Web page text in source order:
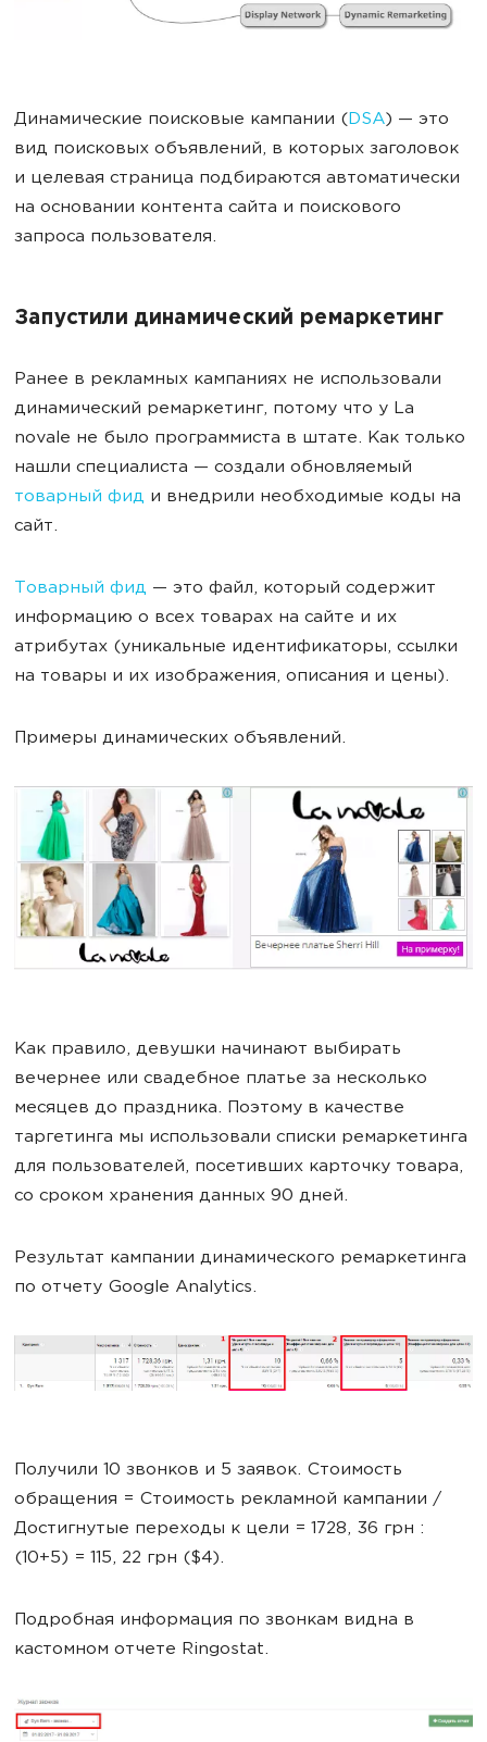
Динамические поисковые кампании (DSA) — это
вид поисковых объявлений, в которых заголовок
и целевая страница подбираются автоматически
на основании контента сайта и поискового
запроса пользователя.
Запустили динамический ремаркетинг
Ранее в рекламных кампаниях не использовали
динамический ремаркетинг, потому что у La
novale не было программиста в штате. Как только
нашли специалиста — создали обновляемый
товарный фид и внедрили необходимые коды на
сайт.
Товарный фид — это файл, который содержит
информацию о всех товарах на сайте и их
атрибутах (уникальные идентификаторы, ссылки
на товары и их изображения, описания и цены).
Примеры динамических объявлений.
Как правило, девушки начинают выбирать
вечернее или свадебное платье за несколько
месяцев до праздника. Поэтому в качестве
таргетинга мы использовали списки ремаркетинга
для пользователей, посетивших карточку товара,
со сроком хранения данных 90 дней.
Результат кампании динамического ремаркетинга
по отчету Google Analytics.
Получили 10 звонков и 5 заявок. Стоимость
обращения = Стоимость рекламной кампании /
Достигнутые переходы к цели = 1728, 36 грн :
(10+5) = 115, 22 грн ($4).
Подробная информация по звонкам видна в
кастомном отчете Ringostat.